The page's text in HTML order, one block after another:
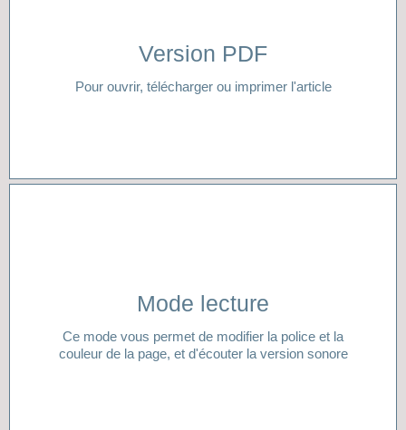
Version PDF
Pour ouvrir, télécharger ou imprimer l'article
Cliquer ici
Mode lecture
Ce mode vous permet de modifier la police et la
couleur de la page, et d'écouter la version sonore
Vous avez besoin d'aide pour accéder à votre mode